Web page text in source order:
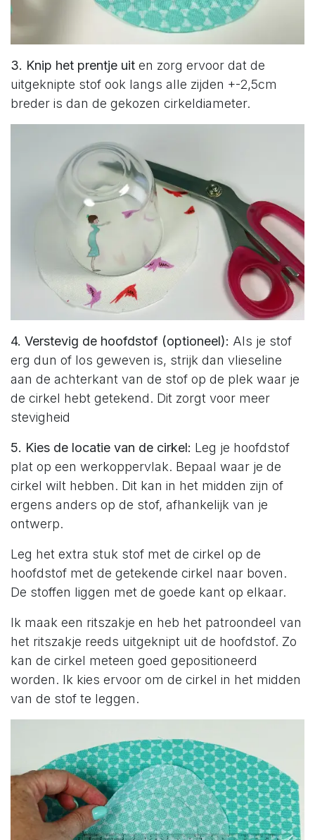
3. Knip het prentje uit en zorg ervoor dat de
uitgeknipte stof ook langs alle zijden +-2,5cm
breder is dan de gekozen cirkeldiameter.
4. Verstevig de hoofdstof (optioneel): Als je stof
erg dun of los geweven is, strijk dan vlieseline
aan de achterkant van de stof op de plek waar je
de cirkel hebt getekend. Dit zorgt voor meer
stevigheid
5. Kies de locatie van de cirkel: Leg je hoofdstof
plat op een werkoppervlak. Bepaal waar je de
cirkel wilt hebben. Dit kan in het midden zijn of
ergens anders op de stof, afhankelijk van je
ontwerp.
Leg het extra stuk stof met de cirkel op de
hoofdstof met de getekende cirkel naar boven.
De stoffen liggen met de goede kant op elkaar.
Ik maak een ritszakje en heb het patroondeel van
het ritszakje reeds uitgeknipt uit de hoofdstof. Zo
kan de cirkel meteen goed gepositioneerd
worden. Ik kies ervoor om de cirkel in het midden
van de stof te leggen.